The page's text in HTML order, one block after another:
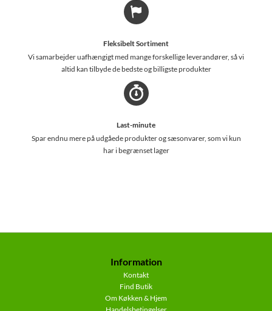
Fleksibelt Sortiment
Vi samarbejder uafhængigt med mange forskellige leverandører, så vi
altid kan tilbyde de bedste og billigste produkter
Last-minute
Spar endnu mere på udgåede produkter og sæsonvarer, som vi kun
har i begrænset lager
Information
Kontakt
Find Butik
Om Køkken & Hjem